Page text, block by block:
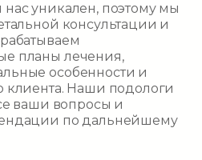
уникален, поэтому мы
консультации и
планы лечения,
особенности и
клиента. Наши подологи
ваши вопросы и
по дальнейшему